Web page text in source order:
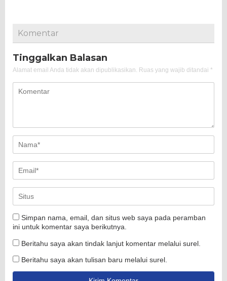
Komentar
Tinggalkan Balasan
Alamat email Anda tidak akan dipublikasikan. Ruas yang wajib ditandai *
Simpan nama, email, dan situs web saya pada peramban
ini untuk komentar saya berikutnya.
Beritahu saya akan tindak lanjut komentar melalui surel.
Beritahu saya akan tulisan baru melalui surel.